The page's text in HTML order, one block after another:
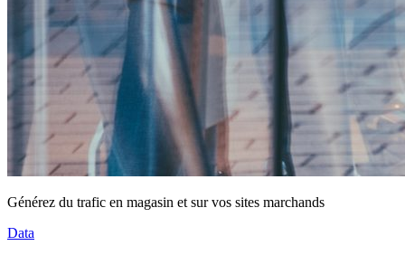
Générez du trafic en magasin et sur vos sites marchands
Data